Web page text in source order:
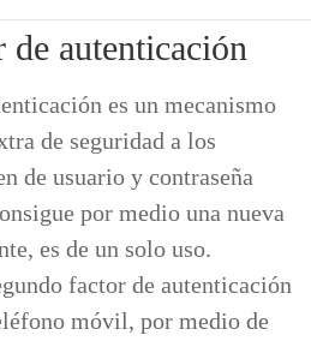
autenticación
es un mecanismo
de seguridad a los
de usuario y contraseña
por medio una nueva
es de un solo uso.
factor de autenticación
móvil, por medio de